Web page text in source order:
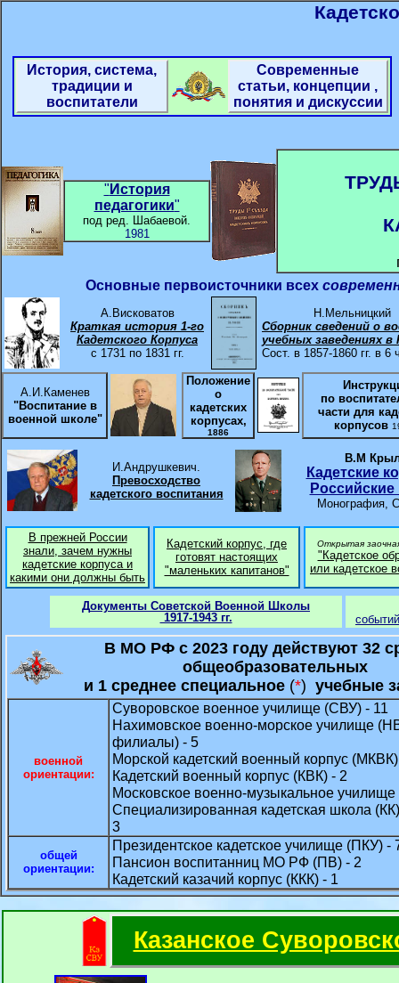
История, система,
традиции и
воспитатели
Современные
статьи, концепции ,
понятия и дискуссии
" История
педагогики"
под ред. Шабаевой.
1981
Основные первоисточники всех
А.Висковатов
Краткая история 1-го
Кадетского Корпуса
с 1731 по 1831 гг.
Н.Мельницкий
Сборник сведений о
учебных заведениях в
Сост. в 1857-1860 гг. в 6
А.И.Каменев
"Воспитание в
военной школе"
Положение
о
кадетских
корпусах,
1886
по
части для
корпусов
И.Андрушкевич.
Превосходство
кадетского воспитания
В.М
Кадетские
Российские
Монография,
В прежней России
знали, зачем нужны
кадетские корпуса и
какими они должны быть
Кадетский корпус, где
готовят настоящих
"маленьких капитанов"
Открытая
"Кадетское
или кадетское
Документы Советской Военной Школы
1917-1943 гг.
В МО РФ с 2023 году действуют 32
общеобразовательных
и 1 среднее специальное(*) учебные
военной
ориентации:
Суворовское военное училище (СВУ) - 11
Нахимовское военно-морское училище
филиалы) - 5
Морской кадетский военный корпус
Кадетский военный корпус (КВК) - 2
Московское военно-музыкальное училище
Специализированная кадетская школа
3
общей
ориентации:
Президентское кадетское училище (ПКУ) -
Пансион воспитанниц МО РФ (ПВ) - 2
Кадетский казачий корпус (ККК) - 1
Казанское